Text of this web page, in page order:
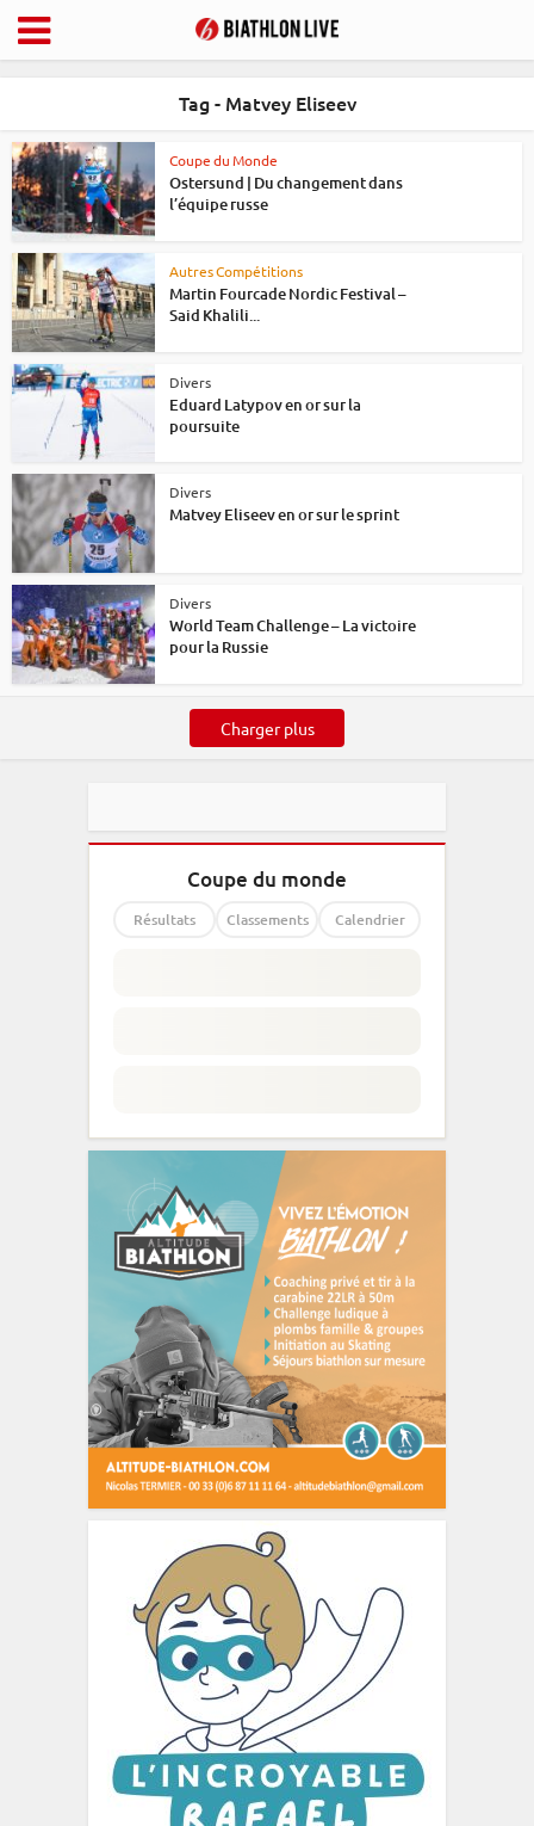
Tag - Matvey Eliseev
Coupe du Monde
Ostersund | Du changement dans
l’équipe russe
Autres Compétitions
Martin Fourcade Nordic Festival –
Said Khalili...
Divers
Eduard Latypov en or sur la
poursuite
Divers
Matvey Eliseev en or sur le sprint
Divers
World Team Challenge – La victoire
pour la Russie
Charger plus
Coupe du monde
Résultats Classements Calendrier